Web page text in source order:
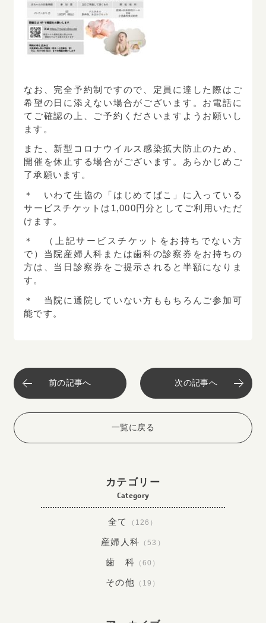
なお、完全予約制ですので、定員に達した際はご
希望の日に添えない場合がございます。お電話に
てご確認の上、ご予約くださいますようお願いし
ます。
また、新型コロナウイルス感染拡大防止のため、
開催を休止する場合がございます。あらかじめご
了承願います。
＊ いわて生協の「はじめてばこ」に入っている
サービスチケットは1,000円分としてご利用いただ
けます。
＊ （上記サービスチケットをお持ちでない方
で）当院産婦人科または歯科の診察券をお持ちの
方は、当日診察券をご提示されると半額になりま
す。
＊ 当院に通院していない方ももちろんご参加可
能です。
一覧に戻る
前の記事へ 次の記事へ
カテゴリー
Category
全て （126）
産婦人科 （53）
歯 科 （60）
その他 （19）